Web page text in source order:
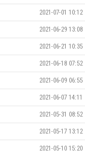
2021-07-01 10:12
2021-06-29 13:08
2021-06-21 10:35
2021-06-18 07:52
2021-06-09 06:55
2021-06-07 14:11
2021-05-31 08:52
2021-05-17 13:12
2021-05-10 15:20